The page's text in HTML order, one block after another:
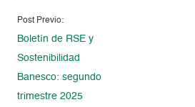
Post Previo:
Boletín de RSE y
Sostenibilidad
Banesco: segundo
trimestre 2025